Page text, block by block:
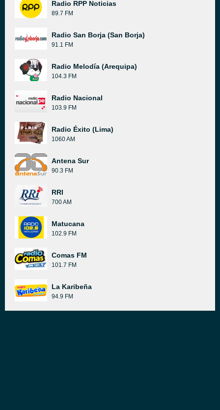
Radio RPP Noticias
89.7 FM
Radio San Borja (San Borja)
91.1 FM
Radio Melodía (Arequipa)
104.3 FM
Radio Nacional
103.9 FM
Radio Éxito (Lima)
1060 AM
Antena Sur
90.3 FM
RRI
700 AM
Matucana
102.9 FM
Comas FM
101.7 FM
La Karibeña
94.9 FM